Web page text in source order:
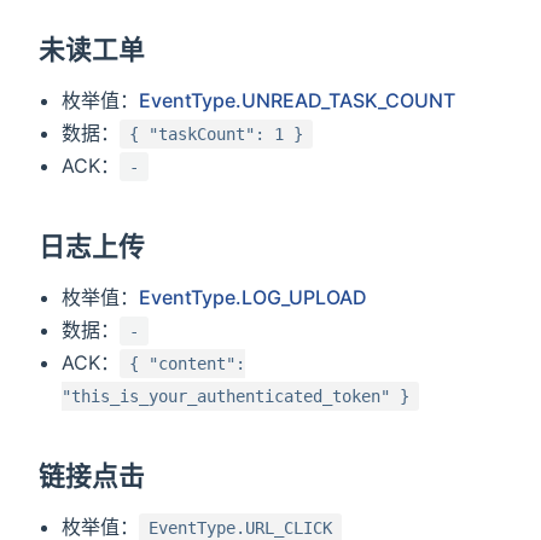
未读工单
枚举值： EventType.UNREAD_TASK_COUNT
数据：
{ "taskCount": 1 }
ACK： -
日志上传
枚举值： EventType.LOG_UPLOAD
数据：
-
ACK：
{ "content":
"this_is_your_authenticated_token" }
链接点击
枚举值： EventType.URL_CLICK